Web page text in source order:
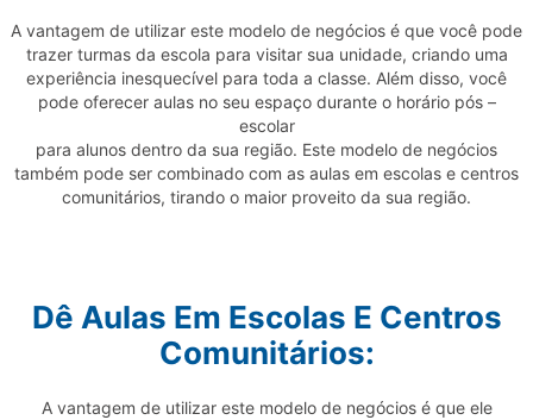
A vantagem de utilizar este modelo de negócios é que você pode
trazer turmas da escola para visitar sua unidade, criando uma
experiência inesquecível para toda a classe. Além disso, você
pode oferecer aulas no seu espaço durante o horário pós –
escolar
para alunos dentro da sua região. Este modelo de negócios
também pode ser combinado com as aulas em escolas e centros
comunitários, tirando o maior proveito da sua região.
Dê Aulas Em Escolas E Centros
Comunitários:
A vantagem de utilizar este modelo de negócios é que ele